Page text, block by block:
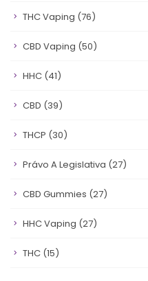
THC Vaping (76)
CBD Vaping (50)
HHC (41)
CBD (39)
THCP (30)
Právo A Legislativa (27)
CBD Gummies (27)
HHC Vaping (27)
THC (15)